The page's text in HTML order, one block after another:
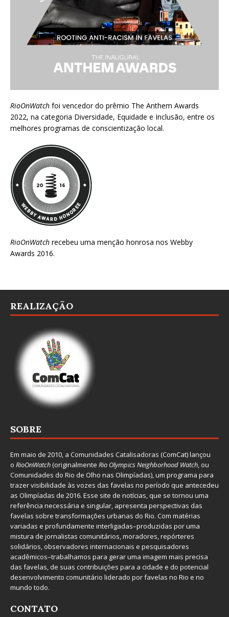
RioOnWatch foi vencedor do prêmio The Anthem Awards
2022, na categoria Diversidade, Equidade e Inclusão, entre os
melhores programas de conscientização local.
RioOnWatch recebeu uma menção honrosa nos Webby
Awards 2016.
REALIZAÇÃO
SOBRE
Em maio de 2010, a Comunidades Catalisadoras (ComCat) lançou
o RioOnWatch(originalmente Rio Olympics Neighborhood Watch, ou
Comunidades do Rio de Olho nas Olimpíadas), um programa para
trazer visibilidade às vozes das favelas no período que antecedeu
as Olimpíadas de 2016. Esse site de notícias, que se tornou uma
referência necessária e singular, apresenta perspectivas das
favelas sobre transformações urbanas do Rio. Com matérias
variadas e profundamente interligadas–produzidas por uma
mistura de jornalistas comunitários, moradores, repórteres
solidários, observadores internacionais e pesquisadores
acadêmicos–trabalhamos para gerar uma imagem mais precisa
das favelas, de suas contribuições para a cidade e do potencial
desenvolvimento comunitário liderado por favelas no Rio e no
mundo todo.
CONTATO